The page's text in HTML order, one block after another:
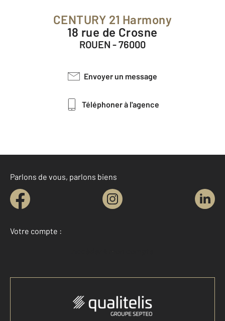
CENTURY 21 Harmony
18 rue de Crosne
ROUEN - 76000
Envoyer un message
Téléphoner à l'agence
Parlons de vous, parlons biens
Votre compte :
Accéder à mon compte